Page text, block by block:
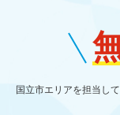
国立市エリアを担当し